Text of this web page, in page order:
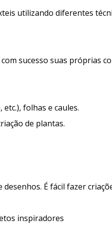
utilizando diferentes
sucesso suas próprias
folhas e caules.
de plantas.
É fácil fazer
inspiradores